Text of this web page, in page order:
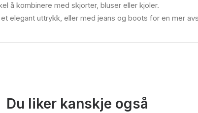
å kombinere med skjorter, bluser eller kjoler.
elegant uttrykk, eller med jeans og boots for en mer
Du liker kanskje også